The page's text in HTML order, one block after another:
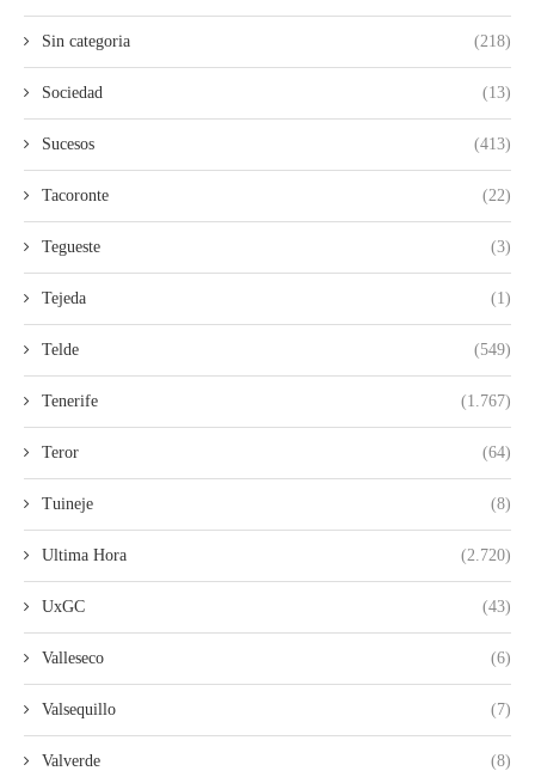
Sin categoria (218)
Sociedad (13)
Sucesos (413)
Tacoronte (22)
Tegueste (3)
Tejeda (1)
Telde (549)
Tenerife (1.767)
Teror (64)
Tuineje (8)
Ultima Hora (2.720)
UxGC (43)
Valleseco (6)
Valsequillo (7)
Valverde (8)